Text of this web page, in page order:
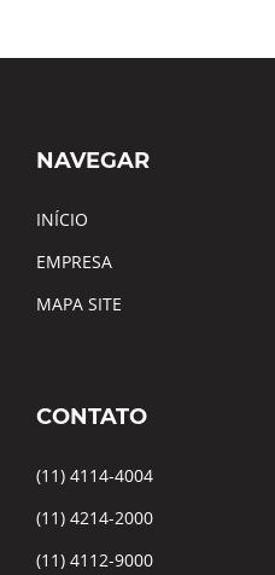
NAVEGAR
INÍCIO
EMPRESA
MAPA SITE
CONTATO
(11) 4114-4004
(11) 4214-2000
(11) 4112-9000